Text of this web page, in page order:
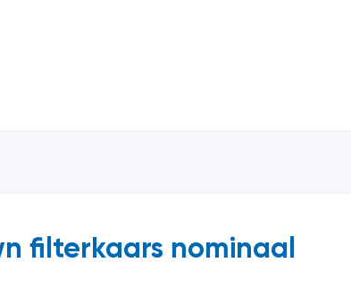
filterkaars nominaal